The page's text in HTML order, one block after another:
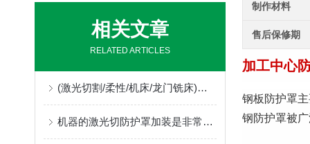
相关文章
RELATED ARTICLES
(激光切割/柔性/机床/龙门铣床)风琴防护罩生产厂，位于河北沧州售后好支持非标定制
机器的激光切防护罩加装是非常重要的，让我们一起来看下
制作材料
售后保修期
加工中心
钢板防护罩
钢防护罩被